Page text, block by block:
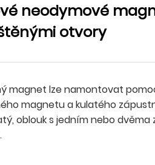
neodymové
otvory
magnet lze namontovat
magnetu a kulatého
oblouk s jedním nebo